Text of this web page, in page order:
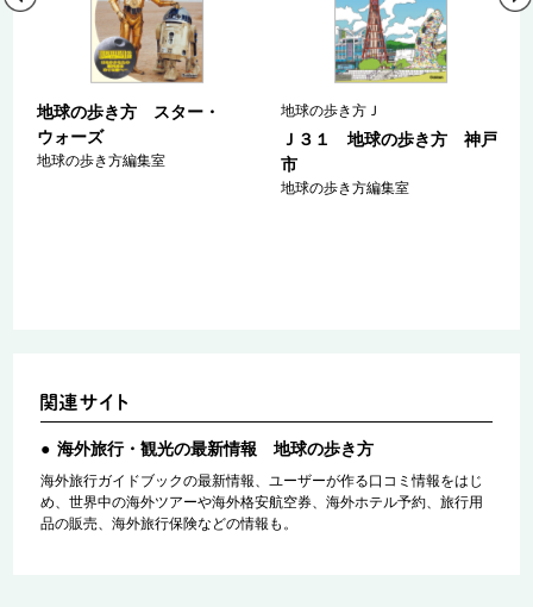
地球の歩き方 スター・
ウォーズ
地球の歩き方編集室
地球の歩き方Ｊ
Ｊ３１ 地球の歩き方 神戸
市
地球の歩き方編集室
海外旅行・観光の最新情報 地球の歩き方
海外旅行ガイドブックの最新情報、ユーザーが作る口コミ情報をはじ
め、世界中の海外ツアーや海外格安航空券、海外ホテル予約、旅行用
品の販売、海外旅行保険などの情報も。